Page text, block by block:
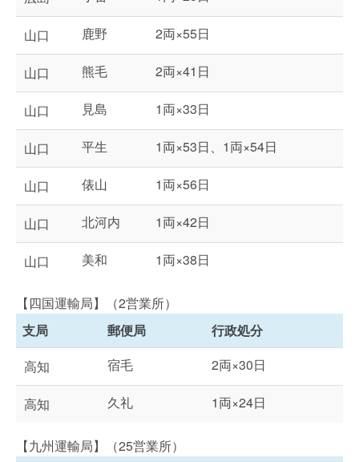
山口 鹿野 2両×55日
山口 熊毛 2両×41日
山口 見島 1両×33日
山口 平生 1両×53日、1両×54日
山口 俵山 1両×56日
山口 北河内 1両×42日
山口 美和 1両×38日
【四国運輸局】（2営業所）
支局
郵便局
行政処分
高知
宿毛 2両×30日
高知 久礼 1両×24日
【九州運輸局】（25営業所）